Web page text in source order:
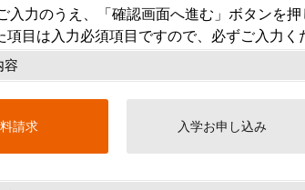
入力のうえ、「確認画面へ進む」ボタンを押
項目は入力必須項目ですので、必ずご入力く
容
請求 入学お申し込み